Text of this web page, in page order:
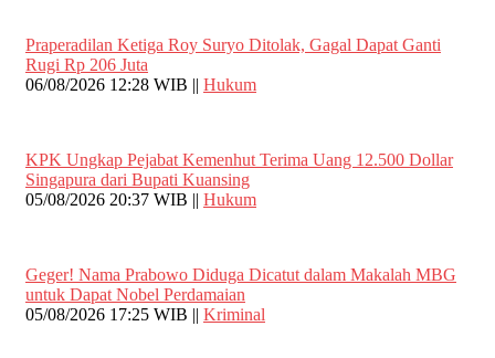
Praperadilan Ketiga Roy Suryo Ditolak, Gagal Dapat Ganti
Rugi Rp 206 Juta
06/08/2026 12:28 WIB || Hukum
KPK Ungkap Pejabat Kemenhut Terima Uang 12.500 Dollar
Singapura dari Bupati Kuansing
05/08/2026 20:37 WIB || Hukum
Geger! Nama Prabowo Diduga Dicatut dalam Makalah MBG
untuk Dapat Nobel Perdamaian
05/08/2026 17:25 WIB || Kriminal